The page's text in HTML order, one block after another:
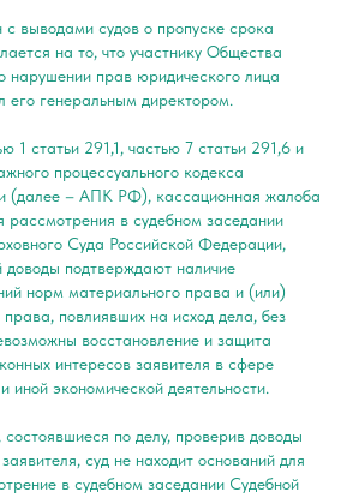
с выводами судов о пропуске срока
на то, что участнику Общества
нарушении прав юридического лица
его генеральным директором.
1 статьи 291,1, частью 7 статьи 291,6 и
процессуального кодекса
(далее – АПК РФ), кассационная жалоба
рассмотрения в судебном заседании
Суда Российской Федерации,
доводы подтверждают наличие
норм материального права и (или)
повлиявших на исход дела, без
восстановление и защита
интересов заявителя в сфере
иной экономической деятельности.
по делу, проверив доводы
суд не находит оснований для
в судебном заседании Судебной